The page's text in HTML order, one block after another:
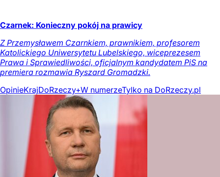
Czarnek: Konieczny pokój na prawicy
Z Przemysławem Czarnkiem, prawnikiem, profesorem
Katolickiego Uniwersytetu Lubelskiego, wiceprezesem
Prawa i Sprawiedliwości, oficjalnym kandydatem PiS na
premiera rozmawia Ryszard Gromadzki.
OpinieKrajDoRzeczy+W numerzeTylko na DoRzeczy.pl